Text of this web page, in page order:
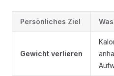
Persönliches Ziel
Gewicht verlieren